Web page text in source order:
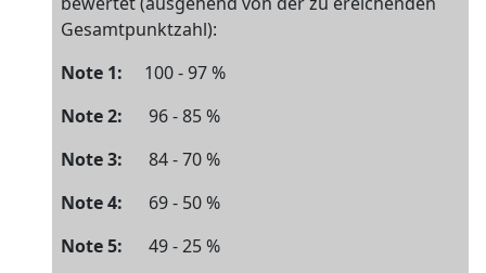
Gesamtpunktzahl):
Note 1: 100 - 97 %
Note 2: 96 - 85 %
Note 3: 84 - 70 %
Note 4: 69 - 50 %
Note 5: 49 - 25 %